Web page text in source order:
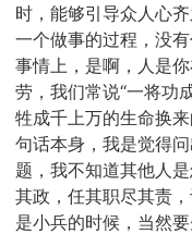
时，能够引导众人心
一个做事的过程，没
事情上，是啊，人是
劳，我们常说“一将功
牲成千上万的生命换
句话本身，我是觉得
题，我不知道其他人
其政，任其职尽其责
是小兵的时候，当然